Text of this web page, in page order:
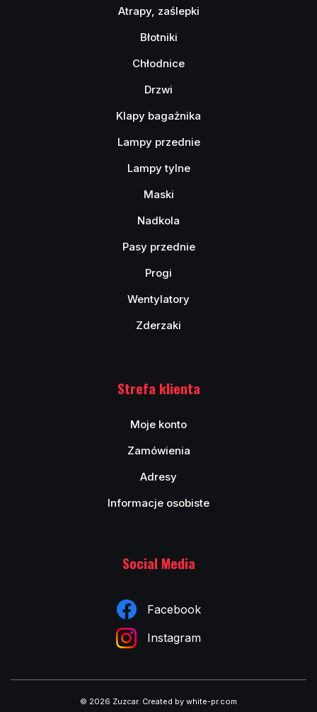
Atrapy, zaślepki
Błotniki
Chłodnice
Drzwi
Klapy bagażnika
Lampy przednie
Lampy tylne
Maski
Nadkola
Pasy przednie
Progi
Wentylatory
Zderzaki
Strefa klienta
Moje konto
Zamówienia
Adresy
Informacje osobiste
Social Media
Facebook
Instagram
© 2026 Zuzcar. Created by white-pr.com